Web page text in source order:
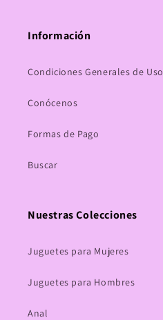
Información
Condiciones Generales de Uso
Conócenos
Formas de Pago
Buscar
Nuestras Colecciones
Juguetes para Mujeres
Juguetes para Hombres
Anal